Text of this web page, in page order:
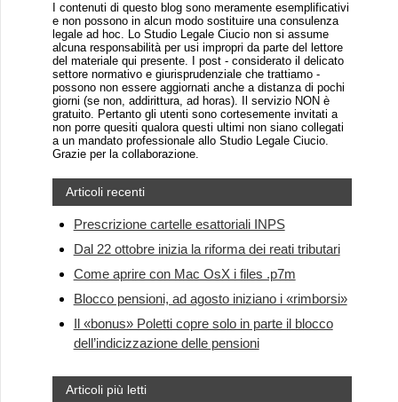
I contenuti di questo blog sono meramente esemplificativi
e non possono in alcun modo sostituire una consulenza
legale ad hoc. Lo Studio Legale Ciucio non si assume
alcuna responsabilità per usi impropri da parte del lettore
del materiale qui presente. I post - considerato il delicato
settore normativo e giurisprudenziale che trattiamo -
possono non essere aggiornati anche a distanza di pochi
giorni (se non, addirittura, ad horas). Il servizio NON è
gratuito. Pertanto gli utenti sono cortesemente invitati a
non porre quesiti qualora questi ultimi non siano collegati
a un mandato professionale allo Studio Legale Ciucio.
Grazie per la collaborazione.
Articoli recenti
Prescrizione cartelle esattoriali INPS
Dal 22 ottobre inizia la riforma dei reati tributari
Come aprire con Mac OsX i files .p7m
Blocco pensioni, ad agosto iniziano i «rimborsi»
Il «bonus» Poletti copre solo in parte il blocco
dell’indicizzazione delle pensioni
Articoli più letti